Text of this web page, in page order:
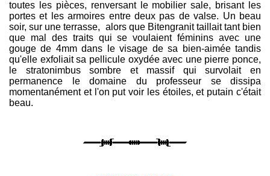
toutes les pièces, renversant le mobilier sale, brisant les
portes et les armoires entre deux pas de valse. Un beau
soir, sur une terrasse, alors que Bitengranit taillait tant bien
que mal des traits qui se voulaient féminins avec une
gouge de 4mm dans le visage de sa bien-aimée tandis
qu'elle exfoliait sa pellicule oxydée avec une pierre ponce,
le stratonimbus sombre et massif qui survolait en
permanence le domaine du professeur se dissipa
momentanément et l'on put voir les étoiles, et putain c'était
beau.